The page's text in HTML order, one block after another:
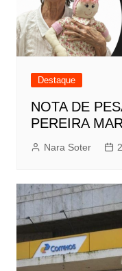
Destaque
NOTA DE
PEREIRA
Nara Soter